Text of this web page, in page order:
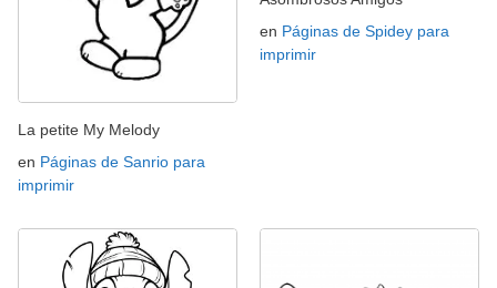
La petite My Melody
en Páginas de Sanrio para
imprimir
en Páginas de Spidey para
imprimir